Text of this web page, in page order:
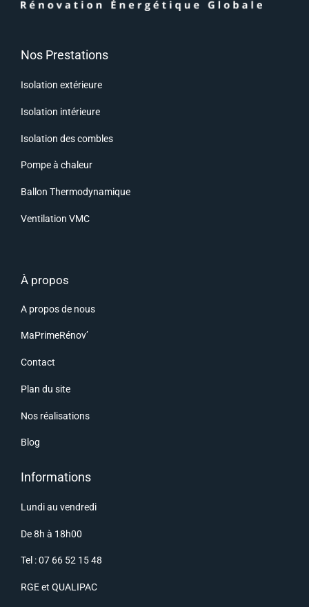
Nos Prestations
Isolation extérieure
Isolation intérieure
Isolation des combles
Pompe à chaleur
Ballon Thermodynamique
Ventilation VMC
À propos
A propos de nous
MaPrimeRénov’
Contact
Plan du site
Nos réalisations
Blog
Informations
Lundi au vendredi
De 8h à 18h00
Tel : 07 66 52 15 48
RGEet QUALIPAC